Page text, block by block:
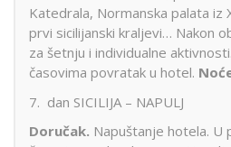
Katedrala, Normanska palata iz
prvi sicilijanski kraljevi… Nakon
za šetnju i individualne
časovima povratak u hotel.
7. dan SICILIJA – NAPULJ
Doručak. Napuštanje hotela. U